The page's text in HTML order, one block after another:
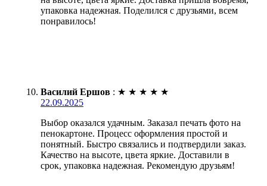
упаковка надежная. Поделился с друзьями, всем
понравилось!
Василий Ершов : ★ ★ ★ ★ ★
22.09.2025
Выбор оказался удачным. Заказал печать фото на
пенокартоне. Процесс оформления простой и
понятный. Быстро связались и подтвердили заказ.
Качество на высоте, цвета яркие. Доставили в
срок, упаковка надежная. Рекомендую друзьям!